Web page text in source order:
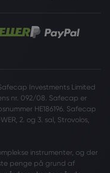
Investments Limited
nr. 092/08. Safecap er
HE186196. Safecap
2. og 3. sal, Strovolos,
instrumenter, og der
penge på grund af